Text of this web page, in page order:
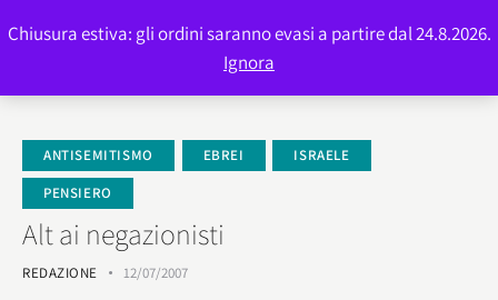
ANTISEMITISMO EBREI
ISRAELE
PENSIERO
Alt ai negazionisti
REDAZIONE 12/07/2007
Chiusura estiva: gli ordini saranno evasi a partire dal 24.8.2026.
Ignora